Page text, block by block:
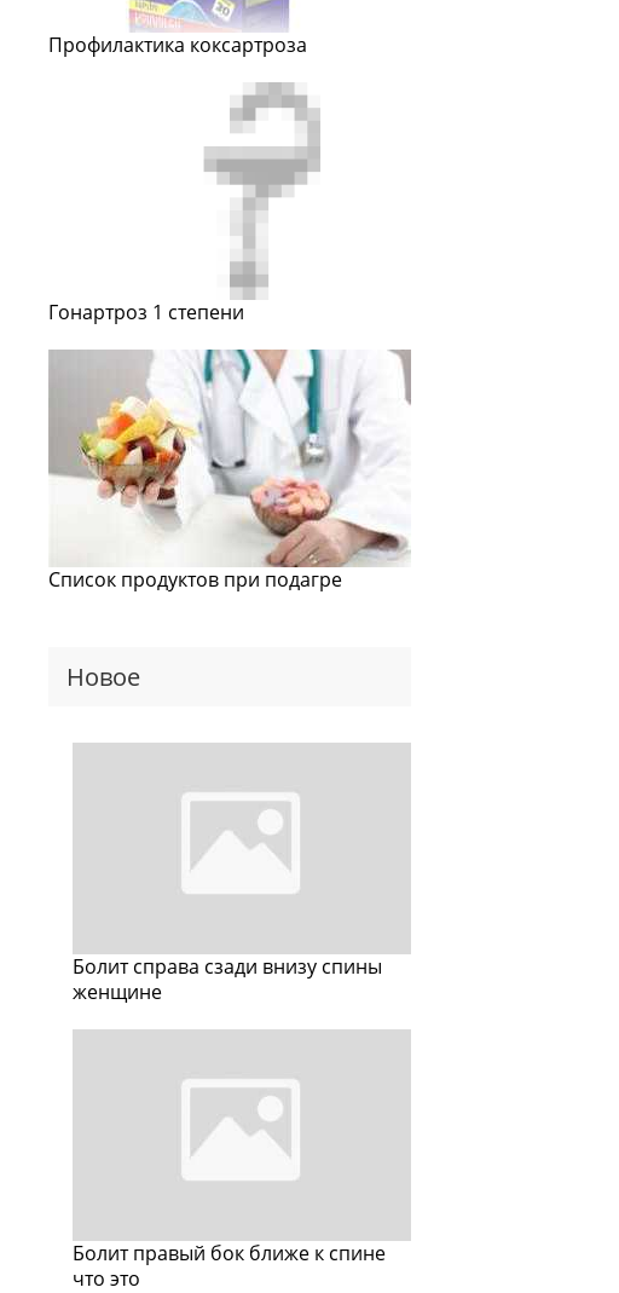
Профилактика коксартроза
Гонартроз 1 степени
Список продуктов при подагре
Новое
Болит справа сзади внизу спины
женщине
Болит правый бок ближе к спине
что это